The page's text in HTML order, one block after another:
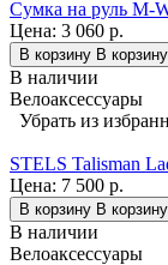
Сумка на руль M-
Цена: 3 060 р.
В корзину В корзину
В наличии
Велоаксессуары
Убрать из
STELS Talisman
Цена: 7 500 р.
В корзину В корзину
В наличии
Велоаксессуары